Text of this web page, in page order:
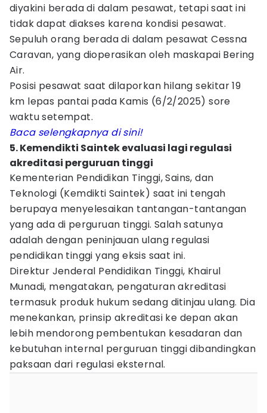
diyakini berada di dalam pesawat, tetapi saat ini
tidak dapat diakses karena kondisi pesawat.
Sepuluh orang berada di dalam pesawat Cessna
Caravan, yang dioperasikan oleh maskapai Bering
Air.
Posisi pesawat saat dilaporkan hilang sekitar 19
km lepas pantai pada Kamis (6/2/2025) sore
waktu setempat.
Baca selengkapnya di sini!
5. Kemendikti Saintek evaluasi lagi regulasi
akreditasi perguruan tinggi
Kementerian Pendidikan Tinggi, Sains, dan
Teknologi (Kemdikti Saintek) saat ini tengah
berupaya menyelesaikan tantangan-tantangan
yang ada di perguruan tinggi. Salah satunya
adalah dengan peninjauan ulang regulasi
pendidikan tinggi yang eksis saat ini.
Direktur Jenderal Pendidikan Tinggi, Khairul
Munadi, mengatakan, pengaturan akreditasi
termasuk produk hukum sedang ditinjau ulang. Dia
menekankan, prinsip akreditasi ke depan akan
lebih mendorong pembentukan kesadaran dan
kebutuhan internal perguruan tinggi dibandingkan
paksaan dari regulasi eksternal.